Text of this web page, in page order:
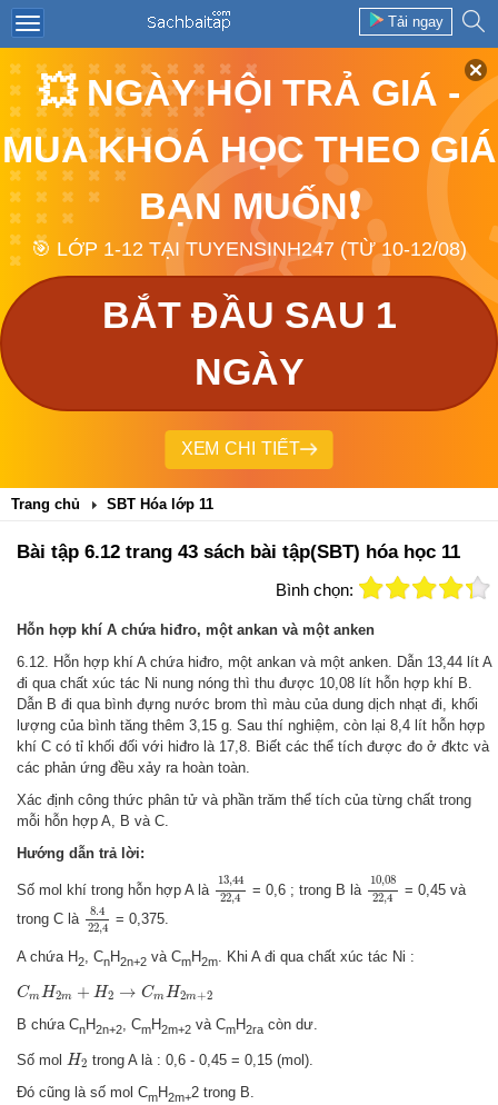
Tải ngay
💥 NGÀY HỘI TRẢ GIÁ -
MUA KHOÁ HỌC THEO GIÁ
BẠN MUỐN❗
🎯 LỚP 1-12 TẠI TUYENSINH247 (TỪ 10-12/08)
BẮT ĐẦU SAU 1
NGÀY
XEM CHI TIẾT
Trang chủ SBT Hóa lớp 11
Bài tập 6.12 trang 43 sách bài tập(SBT) hóa học 11
Bình chọn:
Hỗn hợp khí A chứa hiđro, một ankan và một anken
6.12. Hỗn hợp khí A chứa hiđro, một ankan và một anken. Dẫn 13,44 lít A
đi qua chất xúc tác Ni nung nóng thì thu được 10,08 lít hỗn hợp khí B.
Dẫn B đi qua bình đựng nước brom thì màu của dung dịch nhạt đi, khối
lượng của bình tăng thêm 3,15 g Sau thí nghiệm, còn lại 8,4 lít hỗn hợp
khí C có tỉ khối đối với hiđro là 17,8. Biết các thể tích được đo ở đktc và
các phản ứng đều xảy ra hoàn toàn.
Xác định công thức phân tử và phần trăm thể tích của từng chất trong
mỗi hỗn hợp A, B và C.
Hướng dẫn trả lời:
Số mol khí trong hỗn hợp A là
13,44
22,4
13 ,44
= 0,6 ; trong B là
10,08
22,4
10,08
= 0,45 và
trong C là
8.4
22,4
8.4
= 0,375.
A chứa H2, CnH2n+2 và CmH2m. Khi A đi qua chất xúc tác Ni :
CmH2m + H2 → CmH2m+2
Cm H2 + H2 C mH 2m
B chứa CnH2n+2, CmH2m+2 và CmH2ra còn dư.
Số mol H2
H2 trong A là : 0,6 - 0,45 = 0,15 (mol).
Đó cũng là số mol CmH2m+2 trong B.